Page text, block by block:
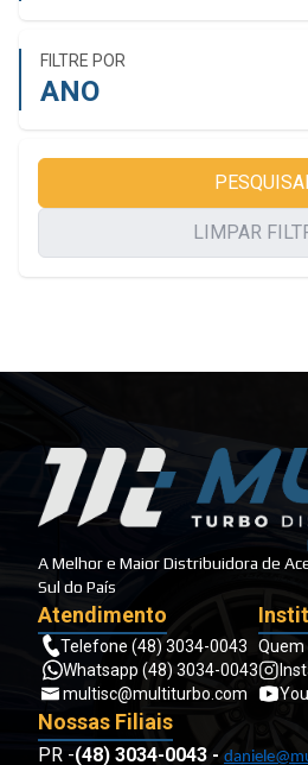
FILTRE POR
ANO
LIMPAR
A Melhor e Maior Distribuidora de
Sul do País
Atendimento
Telefone (48) 3034-0043
Whatsapp (48) 3034-0043
multisc@multiturbo.com
Quem
Nossas Filiais
PR -(48) 3034-0043 -